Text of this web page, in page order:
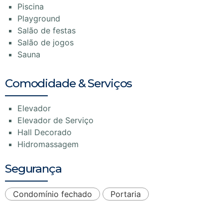
Piscina
Playground
Salão de festas
Salão de jogos
Sauna
Comodidade & Serviços
Elevador
Elevador de Serviço
Hall Decorado
Hidromassagem
Segurança
Condomínio fechado Portaria